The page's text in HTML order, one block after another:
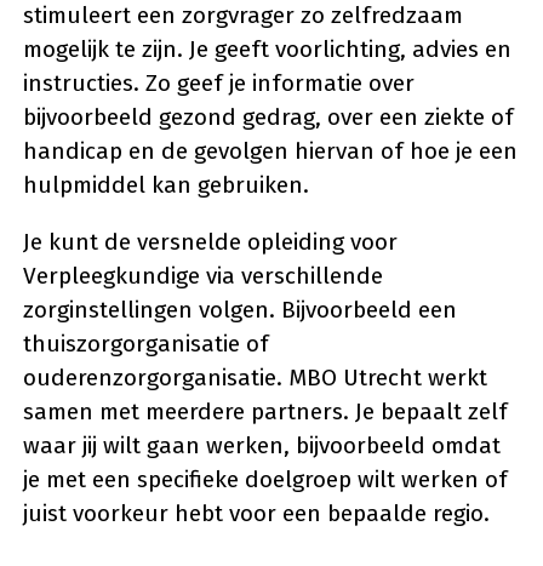
stimuleert een zorgvrager zo zelfredzaam
mogelijk te zijn. Je geeft voorlichting, advies en
instructies. Zo geef je informatie over
bijvoorbeeld gezond gedrag, over een ziekte of
handicap en de gevolgen hiervan of hoe je een
hulpmiddel kan gebruiken.
Je kunt de versnelde opleiding voor
Verpleegkundige via verschillende
zorginstellingen volgen. Bijvoorbeeld een
thuiszorgorganisatie of
ouderenzorgorganisatie. MBO Utrecht werkt
samen met meerdere partners. Je bepaalt zelf
waar jij wilt gaan werken, bijvoorbeeld omdat
je met een specifieke doelgroep wilt werken of
juist voorkeur hebt voor een bepaalde regio.